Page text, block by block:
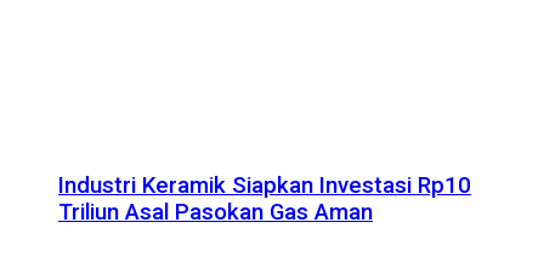
Industri Keramik Siapkan Investasi Rp10
Triliun Asal Pasokan Gas Aman